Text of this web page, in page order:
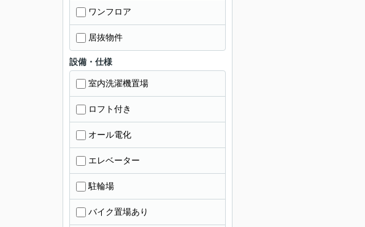
ワンフロア
居抜物件
設備・仕様
室内洗濯機置場
ロフト付き
オール電化
エレベーター
駐輪場
バイク置場あり